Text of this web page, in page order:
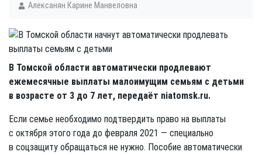
Алексанян Карине Манвеловна
В Томской области автоматически продлевают
ежемесячные выплаты малоимущим семьям с детьми
в возрасте от 3 до 7 лет, передаёт niatomsk.ru.
Если семье необходимо подтвердить право на выплаты
с октября этого года до февраля 2021 — специально
в соцзащиту обращаться не нужно. Пособие автоматически